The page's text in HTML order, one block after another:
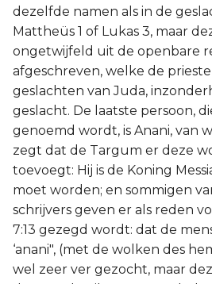
dezelfde namen als in de
Mattheüs 1 of Lukas 3, maar
ongetwijfeld uit de openbare
afgeschreven, welke de
geslachten van Juda,
geslacht. De laatste persoon,
genoemd wordt, is Anani, van
zegt dat de Targum er deze
toevoegt: Hij is de Koning
moet worden; en sommigen
schrijvers geven er als reden
7:13 gezegd wordt: dat de
‘anani", (met de wolken des
wel zeer ver gezocht, maar